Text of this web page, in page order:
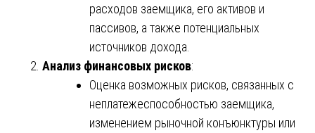
расходов заемщика, его активов и
пассивов, а также потенциальных
источников дохода.
Анализ финансовых рисков:
Оценка возможных рисков, связанных с
неплатежеспособностью заемщика,
изменением рыночной конъюнктуры или